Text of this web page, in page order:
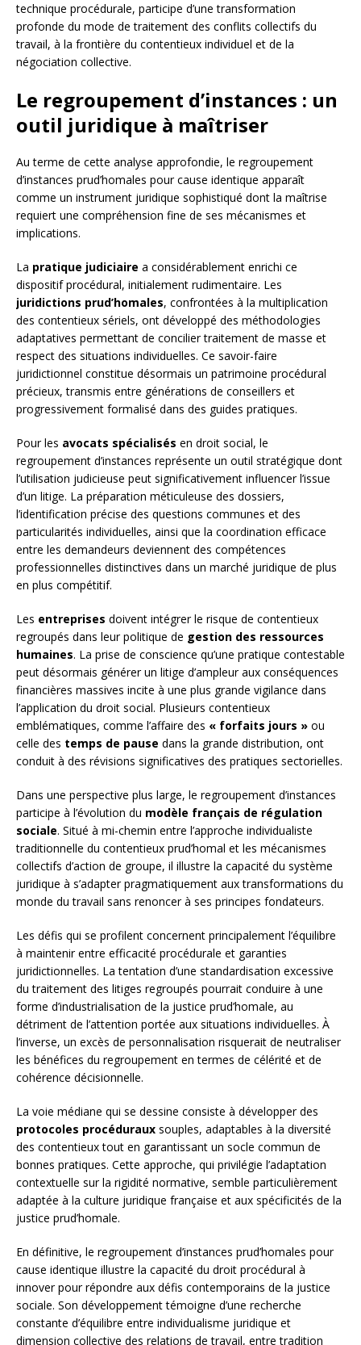
technique procédurale, participe d’une transformation
profonde du mode de traitement des conflits collectifs du
travail, à la frontière du contentieux individuel et de la
négociation collective.
Le regroupement d’instances : un
outil juridique à maîtriser
Au terme de cette analyse approfondie, le regroupement
d’instances prud’homales pour cause identique apparaît
comme un instrument juridique sophistiqué dont la maîtrise
requiert une compréhension fine de ses mécanismes et
implications.
La pratique judiciaire a considérablement enrichi ce
dispositif procédural, initialement rudimentaire. Les
juridictions prud’homales, confrontées à la multiplication
des contentieux sériels, ont développé des méthodologies
adaptatives permettant de concilier traitement de masse et
respect des situations individuelles. Ce savoir-faire
juridictionnel constitue désormais un patrimoine procédural
précieux, transmis entre générations de conseillers et
progressivement formalisé dans des guides pratiques.
Pour les avocats spécialisés en droit social, le
regroupement d’instances représente un outil stratégique dont
l’utilisation judicieuse peut significativement influencer l’issue
d’un litige. La préparation méticuleuse des dossiers,
l’identification précise des questions communes et des
particularités individuelles, ainsi que la coordination efficace
entre les demandeurs deviennent des compétences
professionnelles distinctives dans un marché juridique de plus
en plus compétitif.
Les entreprises doivent intégrer le risque de contentieux
regroupés dans leur politique de gestion des ressources
humaines. La prise de conscience qu’une pratique contestable
peut désormais générer un litige d’ampleur aux conséquences
financières massives incite à une plus grande vigilance dans
l’application du droit social. Plusieurs contentieux
emblématiques, comme l’affaire des « forfaits jours » ou
celle des temps de pause dans la grande distribution, ont
conduit à des révisions significatives des pratiques sectorielles.
Dans une perspective plus large, le regroupement d’instances
participe à l’évolution du modèle français de régulation
sociale. Situé à mi-chemin entre l’approche individualiste
traditionnelle du contentieux prud’homal et les mécanismes
collectifs d’action de groupe, il illustre la capacité du système
juridique à s’adapter pragmatiquement aux transformations du
monde du travail sans renoncer à ses principes fondateurs.
Les défis qui se profilent concernent principalement l’équilibre
à maintenir entre efficacité procédurale et garanties
juridictionnelles. La tentation d’une standardisation excessive
du traitement des litiges regroupés pourrait conduire à une
forme d’industrialisation de la justice prud’homale, au
détriment de l’attention portée aux situations individuelles. À
l’inverse, un excès de personnalisation risquerait de neutraliser
les bénéfices du regroupement en termes de célérité et de
cohérence décisionnelle.
La voie médiane qui se dessine consiste à développer des
protocoles procéduraux souples, adaptables à la diversité
des contentieux tout en garantissant un socle commun de
bonnes pratiques. Cette approche, qui privilégie l’adaptation
contextuelle sur la rigidité normative, semble particulièrement
adaptée à la culture juridique française et aux spécificités de la
justice prud’homale.
En définitive, le regroupement d’instances prud’homales pour
cause identique illustre la capacité du droit procédural à
innover pour répondre aux défis contemporains de la justice
sociale. Son développement témoigne d’une recherche
constante d’équilibre entre individualisme juridique et
dimension collective des relations de travail, entre tradition